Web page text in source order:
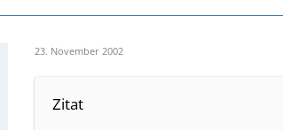
23. November 2002
Zitat